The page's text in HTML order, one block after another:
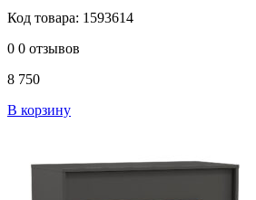
Код товара: 1593614
0 0 отзывов
8 750
В корзину